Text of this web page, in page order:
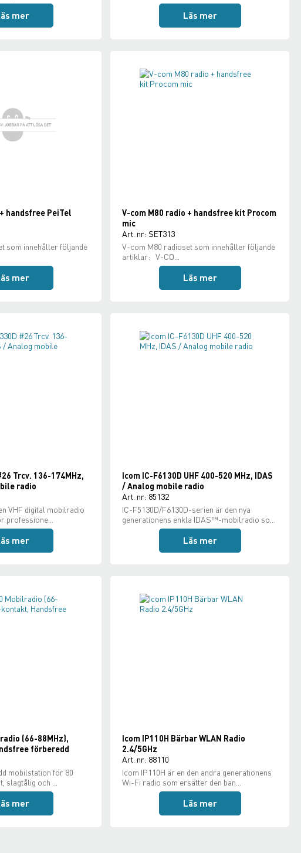
mer Läs mer
handsfree PeiTel
som innehåller följande
mer
V-com M80 radio + handsfree kit Procom
mic
Art. nr: SET313
V-com M80 radioset som innehåller följande
artiklar: V-CO...
Läs mer
Trcv. 136-174MHz,
radio
VHF digital mobilradio
professione...
mer
Icom IC-F6130D UHF 400-520 MHz, IDAS
/ Analog mobile radio
Art. nr: 85132
IC-F5130D/F6130D-serien är den nya
generationens enkla IDAS™-mobilradio so...
Läs mer
(66-88MHz),
förberedd
mobilstation för 80
slagtålig och ...
mer
Icom IP110H Bärbar WLAN Radio
2.4/5GHz
Art. nr: 88110
Icom IP110H är en den andra generationens
Wi-Fi radio som ersätter den ban...
Läs mer